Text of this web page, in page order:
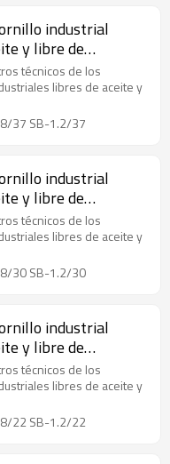
industrial
y libre de
1.2mpa
técnicos de los
libres de aceite y
modelo:SB-0.4/37 SB-0.8/37 SB-1.2/37
industrial
y libre de
1.2mpa
técnicos de los
libres de aceite y
modelo:SB-0.4/30 SB-0.8/30 SB-1.2/30
industrial
y libre de
1.2mpa
técnicos de los
libres de aceite y
modelo:SB-0.4/22 SB-0.8/22 SB-1.2/22